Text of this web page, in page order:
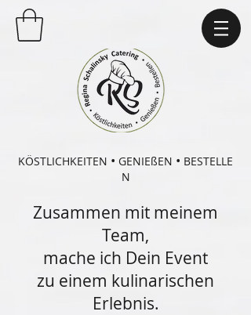
KÖSTLICHKEITEN • GENIEßEN • BESTELLE
N
Zusammen mit meinem
Team,
mache ich Dein Event
zu einem kulinarischen
Erlebnis.